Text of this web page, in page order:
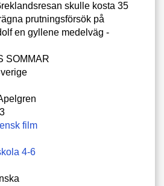
skulle kosta 35
prutningsförsök på
en gyllene medelväg -
SOMMAR
film
4-6